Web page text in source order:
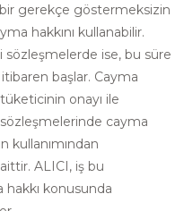
gerekçe göstermeksizin
hakkını kullanabilir.
ise, bu süre
başlar. Cayma
onayı ile
cayma
kullanımından
ALICI, iş bu
konusunda